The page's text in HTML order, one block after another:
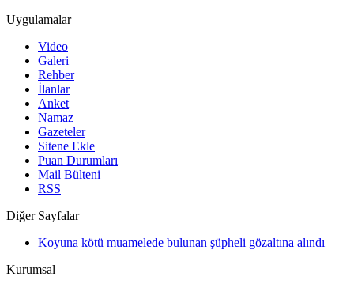
Uygulamalar
Video
Galeri
Rehber
İlanlar
Anket
Namaz
Gazeteler
Sitene Ekle
Puan Durumları
Mail Bülteni
RSS
Diğer Sayfalar
Koyuna kötü muamelede bulunan şüpheli gözaltına alındı
Kurumsal